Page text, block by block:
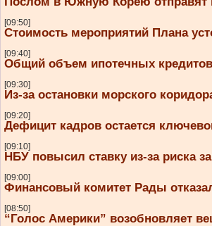
[09:50]
Стоимость мероприятий Плана
[09:40]
Общий объем ипотечных кредитов
[09:30]
Из-за остановки морского
[09:20]
Дефицит кадров остается
[09:10]
НБУ повысил ставку из-за риска
[09:00]
Финансовый комитет Рады
[08:50]
“Голос Америки” возобновляет